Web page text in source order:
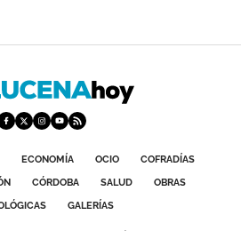
ECONOMÍA OCIO
COFRADÍAS
CÓRDOBA SALUD
OBRAS
GALERÍAS